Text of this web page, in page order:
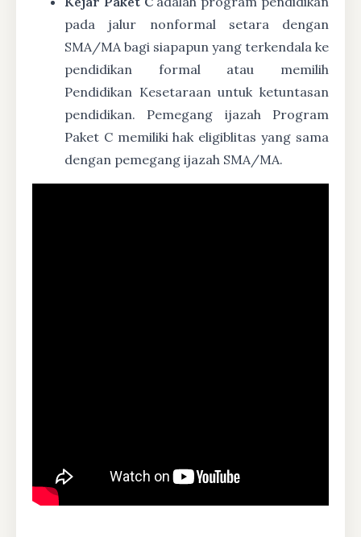
pada jalur nonformal setara dengan
SMA/MA bagi siapapun yang terkendala ke
pendidikan formal atau memilih
Pendidikan Kesetaraan untuk ketuntasan
pendidikan. Pemegang ijazah Program
Paket C memiliki hak eligiblitas yang sama
dengan pemegang ijazah SMA/MA.